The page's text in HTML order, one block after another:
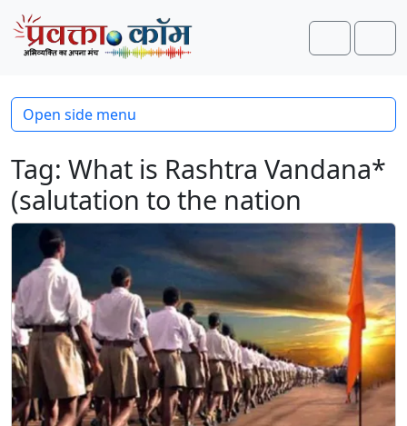
Skip to content
Skip to footer
Search
Tag: What is Rashtra Vandana*
(salutation to the nation
Open side menu